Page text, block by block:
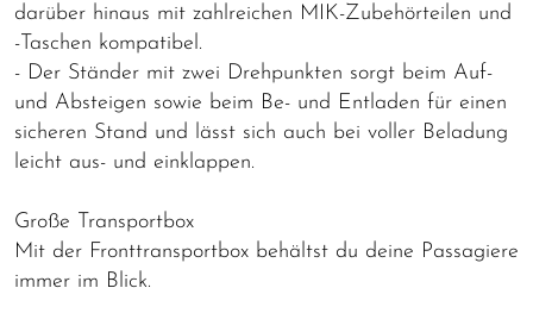
darüber hinaus mit zahlreichen MIK-Zubehörteilen und
-Taschen kompatibel.
- Der Ständer mit zwei Drehpunkten sorgt beim Auf-
und Absteigen sowie beim Be- und Entladen für einen
sicheren Stand und lässt sich auch bei voller Beladung
leicht aus- und einklappen.
Große Transportbox
Mit der Fronttransportbox behältst du deine Passagiere
immer im Blick.